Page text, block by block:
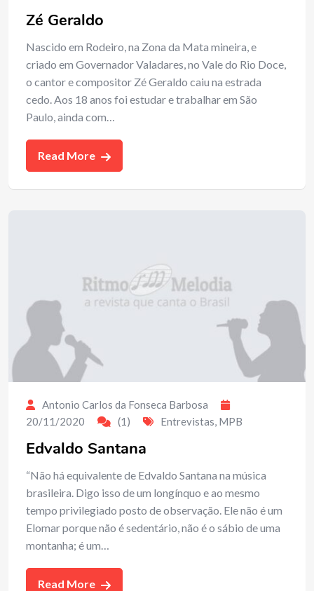
Zé Geraldo
Nascido em Rodeiro, na Zona da Mata mineira, e
criado em Governador Valadares, no Vale do Rio Doce,
o cantor e compositor Zé Geraldo caiu na estrada
cedo. Aos 18 anos foi estudar e trabalhar em São
Paulo, ainda com…
Read More
Antonio Carlos da Fonseca Barbosa
20/11/2020
(1) Entrevistas, MPB
Edvaldo Santana
“Não há equivalente de Edvaldo Santana na música
brasileira. Digo isso de um longínquo e ao mesmo
tempo privilegiado posto de observação. Ele não é um
Elomar porque não é sedentário, não é o sábio de uma
montanha; é um…
Read More